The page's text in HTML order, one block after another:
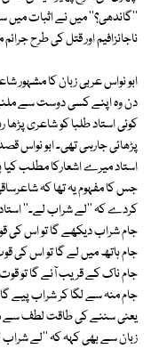
''گاندھی؟'' میں نے اثبات میں
ناجائزافیم اور قتل کی طرح
ابو نواس عربی زبان کا مشہور
دن وہ اپنے کسی دوست سے
کوئی استاد طلبا کو شاعری
پڑھائی جارہی تھی۔ ابو نواس
استاد میرے اشعارکا مطلب کیا
جس کا مفہوم یہ تھا کہ
کردے کہ ''لے شراب لے۔''
جام شراب دیکھے گا تو اس کی
جام ہاتھ میں لے گا تو اس کی
جام ناک کے قریب آئے گا تو
جام منہ سے لگا کر شراب پیے
یعنی سننے کی طاقت لطف سے
زبان سے بھی کہہ کہ ''لے